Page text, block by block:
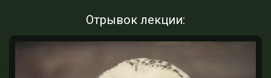
Отрывок лекции: